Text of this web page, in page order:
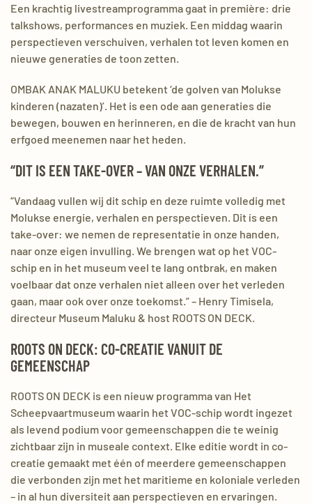
Een krachtig livestreamprogramma gaat in première: drie
talkshows, performances en muziek. Een middag waarin
perspectieven verschuiven, verhalen tot leven komen en
nieuwe generaties de toon zetten.
OMBAK ANAK MALUKU betekent ‘de golven van Molukse
kinderen (nazaten)’. Het is een ode aan generaties die
bewegen, bouwen en herinneren, en die de kracht van hun
erfgoed meenemen naar het heden.
“DIT IS EEN TAKE-OVER – VAN ONZE VERHALEN.”
“Vandaag vullen wij dit schip en deze ruimte volledig met
Molukse energie, verhalen en perspectieven. Dit ís een
take-over: we nemen de representatie in onze handen,
naar onze eigen invulling. We brengen wat op het VOC-
schip en in het museum veel te lang ontbrak, en maken
voelbaar dat onze verhalen niet alleen over het verleden
gaan, maar ook over onze toekomst.” – Henry Timisela,
directeur Museum Maluku & host ROOTS ON DECK.
ROOTS ON DECK: CO-CREATIE VANUIT DE
GEMEENSCHAP
ROOTS ON DECK is een nieuw programma van Het
Scheepvaartmuseum waarin het VOC-schip wordt ingezet
als levend podium voor gemeenschappen die te weinig
zichtbaar zijn in museale context. Elke editie wordt in co-
creatie gemaakt met één of meerdere gemeenschappen
die verbonden zijn met het maritieme en koloniale verleden
– in al hun diversiteit aan perspectieven en ervaringen.